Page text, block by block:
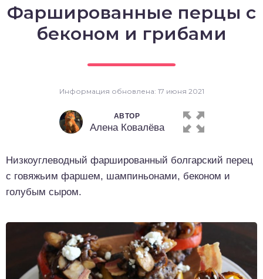
Фаршированные перцы с
беконом и грибами
Информация обновлена: 17 июня 2021
АВТОР
Алена Ковалёва
Низкоуглеводный фаршированный болгарский перец
с говяжьим фаршем, шампиньонами, беконом и
голубым сыром.
выпечка